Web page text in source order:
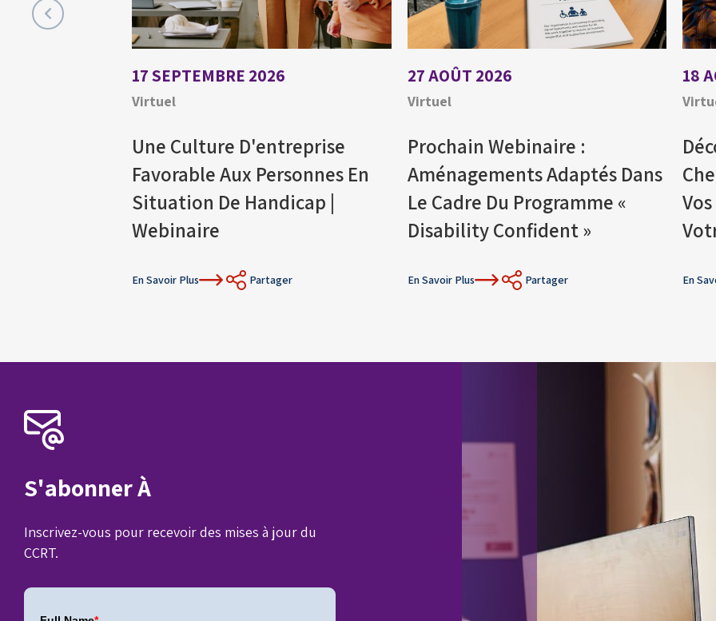
17 SEPTEMBRE 2026
Virtuel
Une Culture D'entreprise
Favorable Aux Personnes En
Situation De Handicap |
Webinaire
En Savoir Plus Partager
27 AOÛT 2026
Virtuel
Prochain Webinaire :
Aménagements Adaptés Dans
Le Cadre Du Programme «
Disability Confident »
En Savoir Plus Partager
18
En
S'abonner À
Inscrivez-vous pour recevoir des mises à jour du
CCRT.